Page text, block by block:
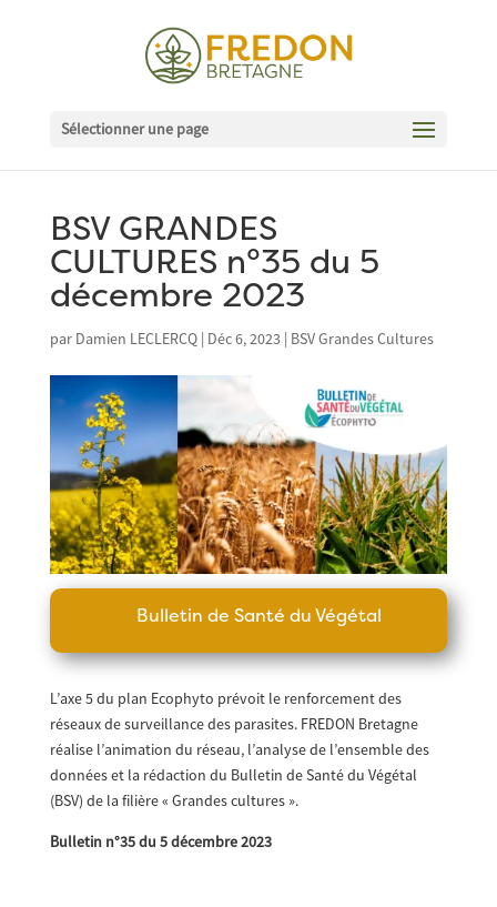
Sélectionner une page
BSV GRANDES
CULTURES n°35 du 5
décembre 2023
par Damien LECLERCQ| Déc 6, 2023| BSV Grandes Cultures
Bulletin de Santé du Végétal
L’axe 5 du plan Ecophyto prévoit le renforcement des
réseaux de surveillance des parasites. FREDON Bretagne
réalise l’animation du réseau, l’analyse de l’ensemble des
données et la rédaction du Bulletin de Santé du Végétal
(BSV) de la filière « Grandes cultures ».
Bulletin n°35 du 5 décembre 2023